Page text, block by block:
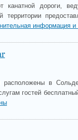
канатной дороги,
информация и
в
гостей